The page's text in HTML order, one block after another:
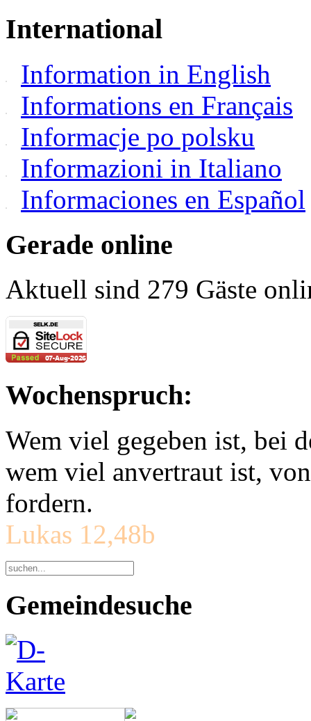
International
Information in English
Informations en Français
Informacje po polsku
Informazioni in Italiano
Informaciones en Español
Gerade online
Aktuell sind 279 Gäste
Wochenspruch:
Wem viel gegeben ist, bei
wem viel anvertraut ist,
fordern.
Lukas 12,48b
Gemeindesuche